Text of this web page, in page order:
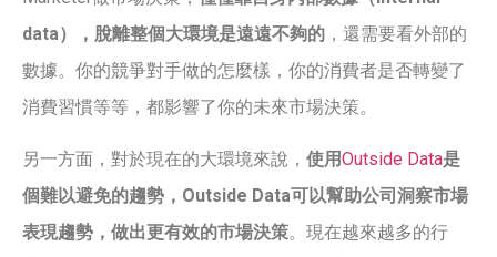
data），脫離整個大環境是遠遠不夠的 ，還需要看外部的
數據。你的競爭對手做的怎麼樣，你的消費者是否轉變了
消費習慣等等，都影響了你的未來市場決策。
另一方面，對於現在的大環境來說， 使用Outside Data是
個難以避免的趨勢，Outside Data可以幫助公司洞察市場
表現趨勢，做出更有效的市場決策。現在越來越多的行